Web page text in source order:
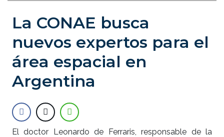
La CONAE busca
nuevos expertos para el
área espacial en
Argentina
El doctor Leonardo de Ferraris, responsable de la